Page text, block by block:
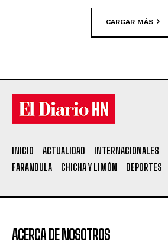
CARGAR MÁS
INICIO ACTUALIDAD INTERNACIONALES
FARANDULA
CHICHA Y LIMÓN DEPORTES
ACERCA DE NOSOTROS